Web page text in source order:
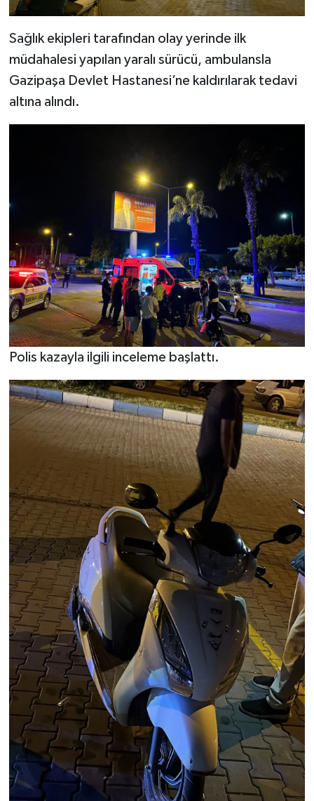
Sağlık ekipleri tarafından olay yerinde ilk
müdahalesi yapılan yaralı sürücü, ambulansla
Gazipaşa Devlet Hastanesi’ne kaldırılarak tedavi
altına alındı.
Polis kazayla ilgili inceleme başlattı.